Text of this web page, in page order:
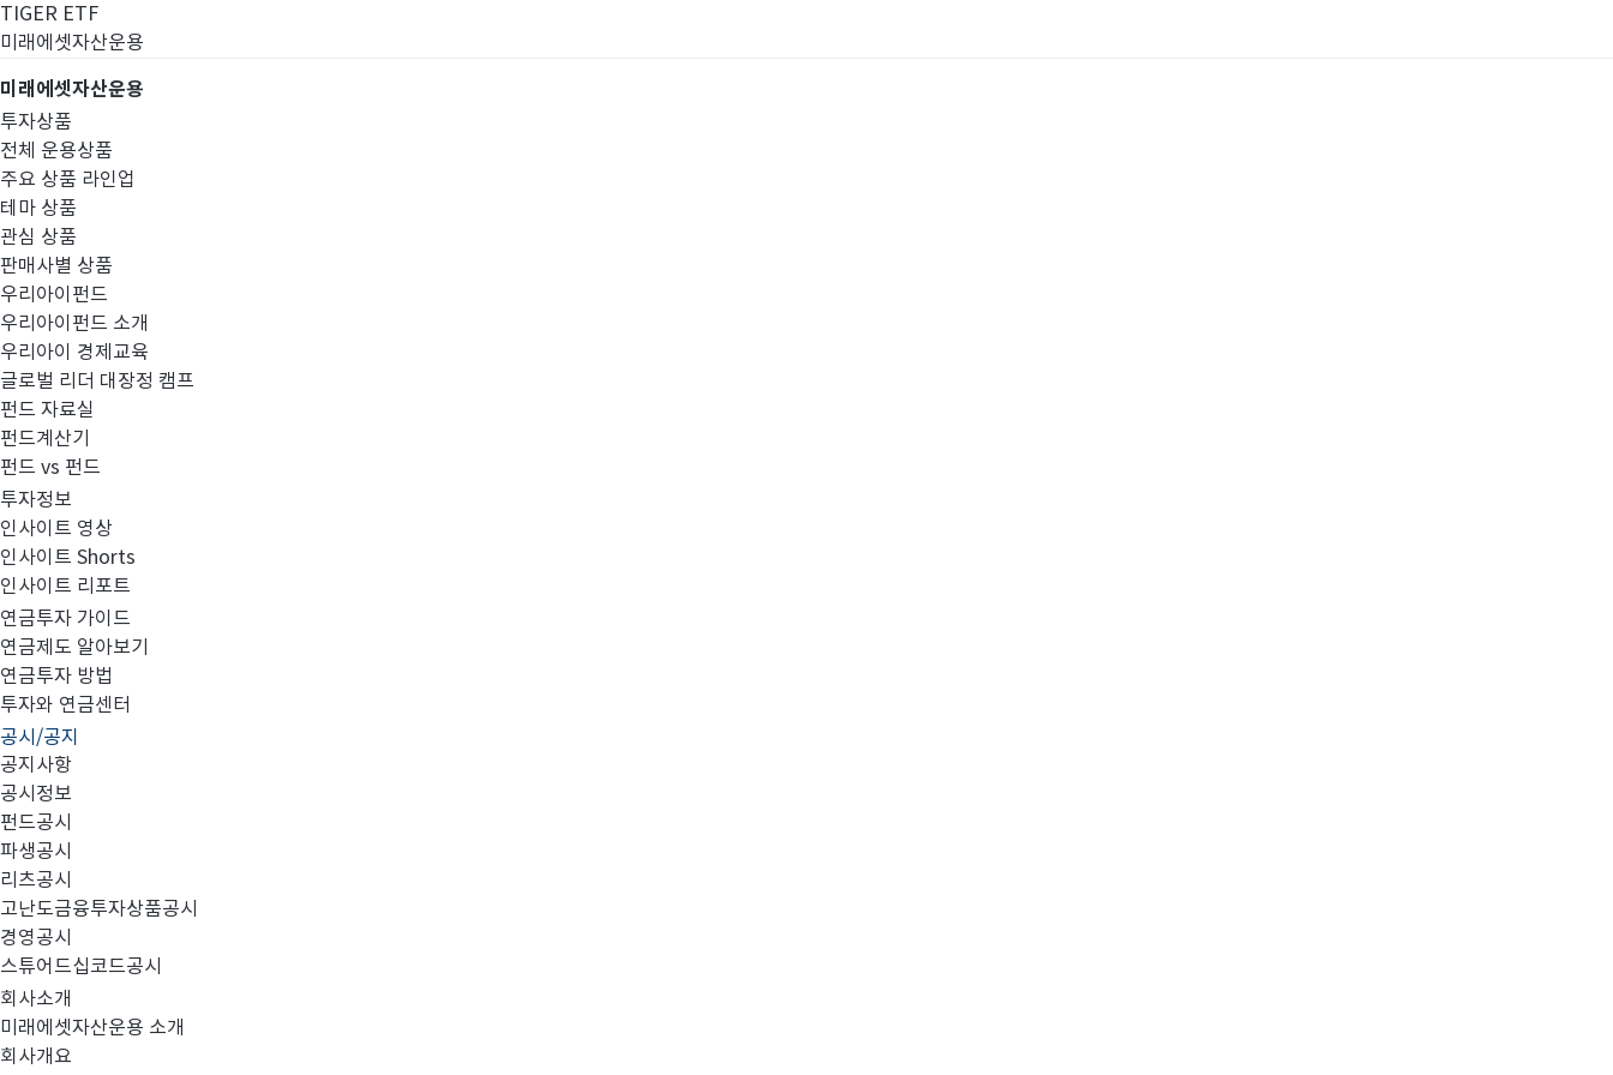
TIGER ETF
미래에셋자산운용
미래에셋자산운용
투자상품
전체 운용상품
주요 상품 라인업
테마 상품
관심 상품
판매사별 상품
우리아이펀드
우리아이펀드 소개
우리아이 경제교육
글로벌 리더 대장정 캠프
펀드 자료실
펀드계산기
펀드 vs 펀드
투자정보
인사이트 영상
인사이트 Shorts
인사이트 리포트
연금투자 가이드
연금제도 알아보기
연금투자 방법
투자와 연금센터
공시/공지
공지사항
공시정보
펀드공시
파생공시
리츠공시
고난도금융투자상품공시
경영공시
스튜어드십코드공시
회사소개
미래에셋자산운용 소개
회사개요
공시정보
펀드공시
#집합투자규약 및 투자설명서 변경
총 27건
번호